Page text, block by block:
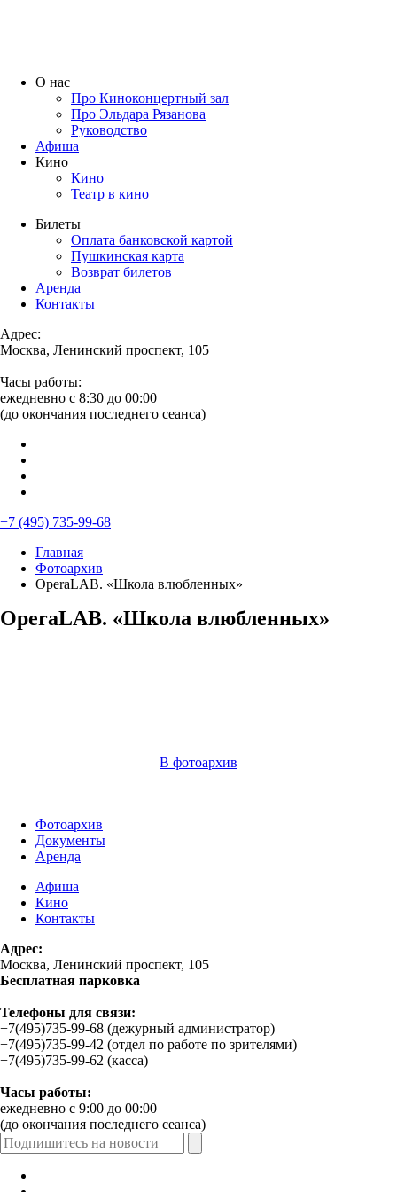
О нас
Про Киноконцертный зал
Про Эльдара Рязанова
Руководство
Афиша
Кино
Кино
Театр в кино
Билеты
Оплата банковской картой
Пушкинская карта
Возврат билетов
Аренда
Контакты
Адрес:
Москва, Ленинский проспект, 105
Часы работы:
ежедневно с 8:30 до 00:00
(до окончания последнего сеанса)
+7 (495) 735-99-68
Главная
Фотоархив
OperaLAB. «Школа влюбленных»
OperaLAB. «Школа влюбленных»
В фотоархив
Фотоархив
Документы
Аренда
Афиша
Кино
Контакты
Адрес:
Москва, Ленинский проспект, 105
Бесплатная парковка
Телефоны для связи:
+7(495)735-99-68 (дежурный администратор)
+7(495)735-99-42 (отдел по работе по зрителями)
+7(495)735-99-62 (касса)
Часы работы:
ежедневно с 9:00 до 00:00
(до окончания последнего сеанса)